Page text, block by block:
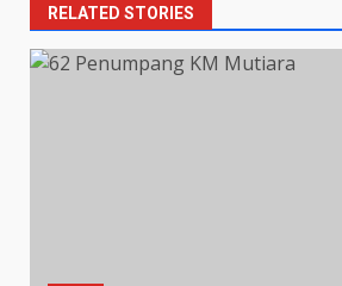
RELATED STORIES